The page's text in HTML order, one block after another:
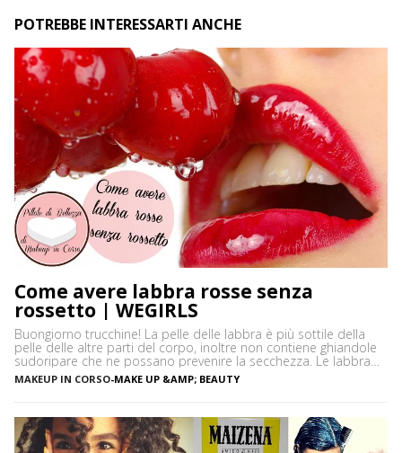
POTREBBE INTERESSARTI ANCHE
Come avere labbra rosse senza
rossetto | WEGIRLS
Buongiorno trucchine! La pelle delle labbra è più sottile della
pelle delle altre parti del corpo, inoltre non contiene ghiandole
sudoripare che ne possano prevenire la secchezza. Le labbra
sono sensibili alle aggressioni ambientali e spesso possono
diventare scure o sbiadite soprattutto a causa dell’esposizione
MAKEUP IN CORSO-MAKE UP &AMP; BEAUTY